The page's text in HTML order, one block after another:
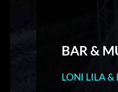
BAR &
LONI LILA &